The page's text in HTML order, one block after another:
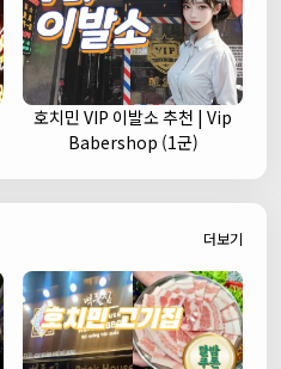
호치민 VIP 이발소 추천 | Vip
Babershop (1군)
더보기